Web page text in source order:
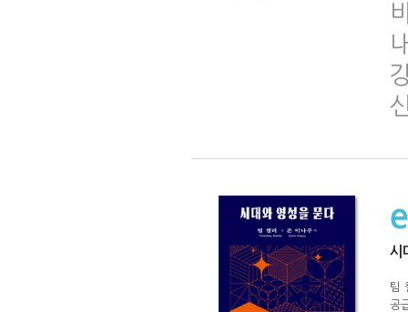
시
팀
공